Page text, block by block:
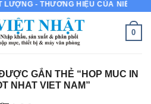
- THƯƠNG HIỆU CỦA NIỀM TIN
0
GẮN THẺ “HOP MUC IN
NHAT VIET NAM”